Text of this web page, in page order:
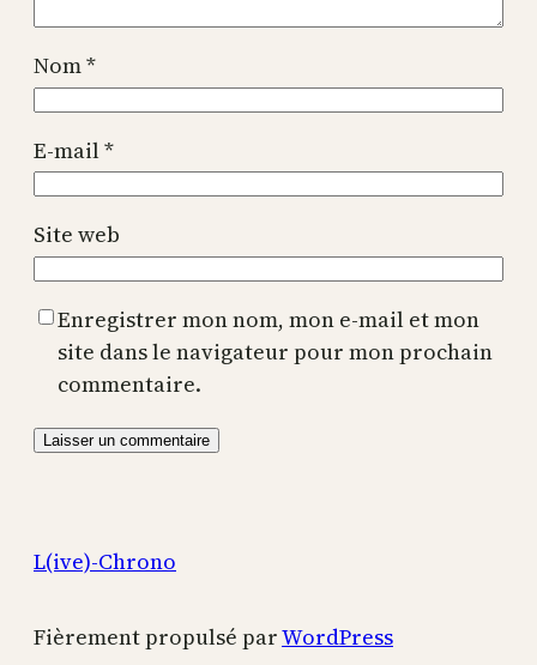
Nom*
E-mail*
Site web
Enregistrer mon nom, mon e-mail et mon
site dans le navigateur pour mon prochain
commentaire.
L(ive)-Chrono
Fièrement propulsé parWordPress